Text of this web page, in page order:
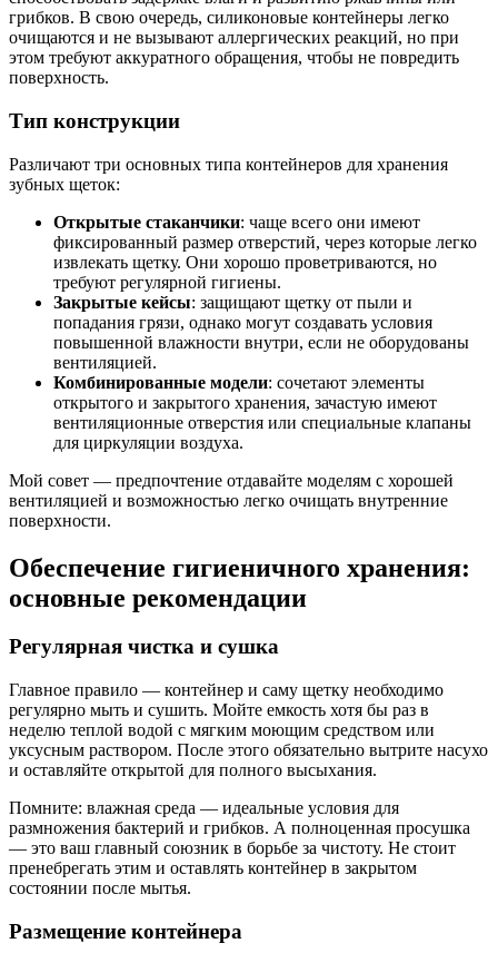
грибков. В свою очередь, силиконовые контейнеры легко
очищаются и не вызывают аллергических реакций, но при
этом требуют аккуратного обращения, чтобы не повредить
поверхность.
Тип конструкции
Различают три основных типа контейнеров для хранения
зубных щеток:
Открытые стаканчики: чаще всего они имеют
фиксированный размер отверстий, через которые легко
извлекать щетку. Они хорошо проветриваются, но
требуют регулярной гигиены.
Закрытые кейсы: защищают щетку от пыли и
попадания грязи, однако могут создавать условия
повышенной влажности внутри, если не оборудованы
вентиляцией.
Комбинированные модели: сочетают элементы
открытого и закрытого хранения, зачастую имеют
вентиляционные отверстия или специальные клапаны
для циркуляции воздуха.
Мой совет — предпочтение отдавайте моделям с хорошей
вентиляцией и возможностью легко очищать внутренние
поверхности.
Обеспечение гигиеничного хранения:
основные рекомендации
Регулярная чистка и сушка
Главное правило — контейнер и саму щетку необходимо
регулярно мыть и сушить. Мойте емкость хотя бы раз в
неделю теплой водой с мягким моющим средством или
уксусным раствором. После этого обязательно вытрите насухо
и оставляйте открытой для полного высыхания.
Помните: влажная среда — идеальные условия для
размножения бактерий и грибков. А полноценная просушка
— это ваш главный союзник в борьбе за чистоту. Не стоит
пренебрегать этим и оставлять контейнер в закрытом
состоянии после мытья.
Размещение контейнера